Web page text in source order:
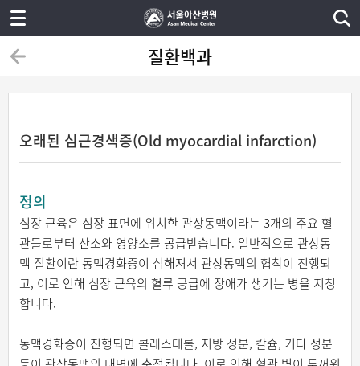
질환백과
오래된 심근경색증(Old myocardial infarction)
정의
심장 근육은 심장 표면에 위치한 관상동맥이라는 3개의 주요 혈
관들로부터 산소와 영양소를 공급받습니다. 일반적으로 관상동
맥 질환이란 동맥경화증이 심해져서 관상동맥의 협착이 진행되
고, 이로 인해 심장 근육의 혈류 공급에 장애가 생기는 병을 지칭
합니다.
동맥경화증이 진행되면 콜레스테롤, 지방 성분, 칼슘, 기타 성분